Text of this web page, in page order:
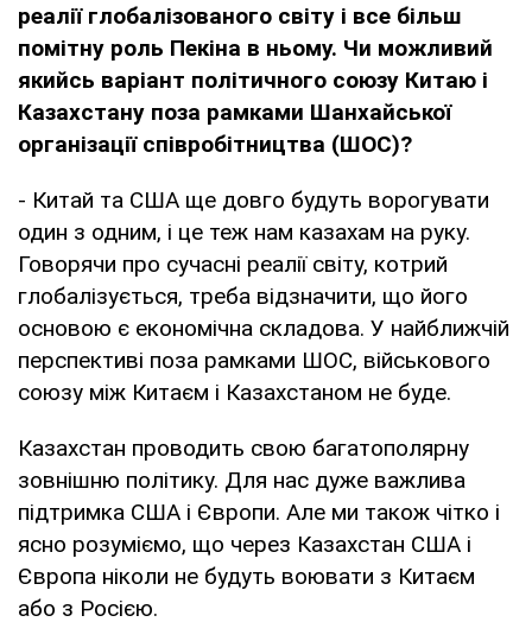
реалії глобалізованого світу і все більш
помітну роль Пекіна в ньому. Чи можливий
якийсь варіант політичного союзу Китаю і
Казахстану поза рамками Шанхайської
організації співробітництва (ШОС)?
- Китай та США ще довго будуть ворогувати
один з одним, і це теж нам казахам на руку.
Говорячи про сучасні реалії світу, котрий
глобалізується, треба відзначити, що його
основою є економічна складова. У найближчій
перспективі поза рамками ШОС, військового
союзу між Китаєм і Казахстаном не буде.
Казахстан проводить свою багатополярну
зовнішню політику. Для нас дуже важлива
підтримка США і Європи. Але ми також чітко і
ясно розуміємо, що через Казахстан США і
Європа ніколи не будуть воювати з Китаєм
або з Росією.